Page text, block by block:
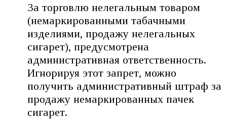
За торговлю нелегальным товаром
(немаркированными табачными
изделиями, продажу нелегальных
сигарет), предусмотрена
административная ответственность.
Игнорируя этот запрет, можно
получить административный штраф за
продажу немаркированных пачек
сигарет.